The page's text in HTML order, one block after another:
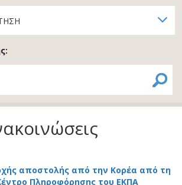
αποστολής από την Κορέα από τη
Πληροφόρησης του ΕΚΠΑ